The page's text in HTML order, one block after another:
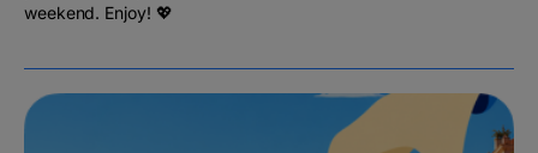
weekend. Enjoy! 💖